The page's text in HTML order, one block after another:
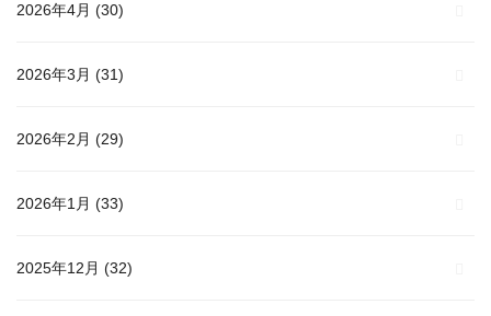
2026年4月 (30)
2026年3月 (31)
2026年2月 (29)
2026年1月 (33)
2025年12月 (32)